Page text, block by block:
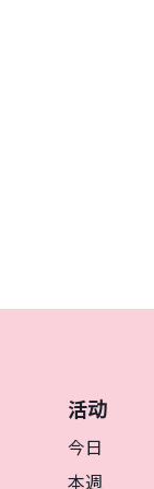
活动
今日
本週